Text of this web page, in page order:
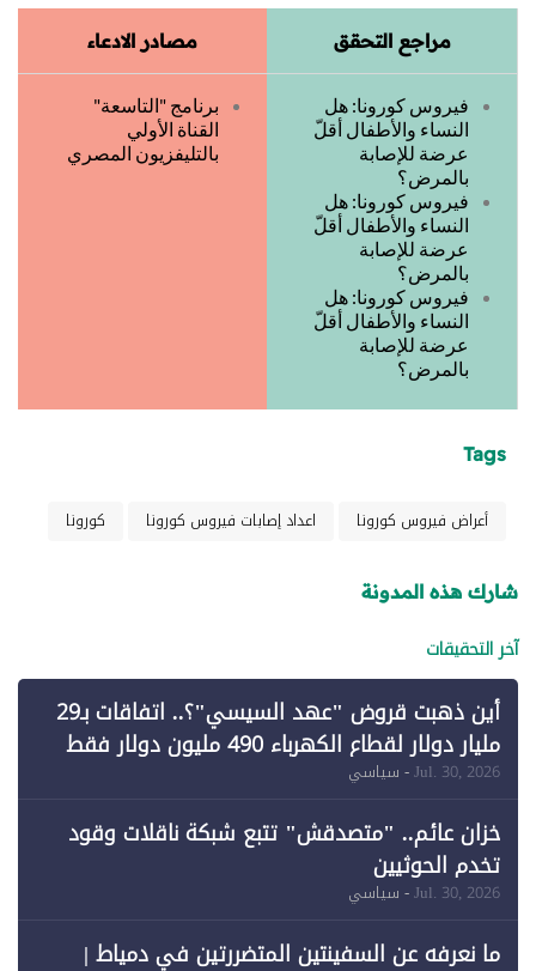
مراجع التحقق مصادر الادعاء
فيروس كورونا: هل
النساء والأطفال أقلّ
عرضة للإصابة
بالمرض؟
فيروس كورونا: هل
النساء والأطفال أقلّ
عرضة للإصابة
بالمرض؟
فيروس كورونا: هل
النساء والأطفال أقلّ
عرضة للإصابة
بالمرض؟
برنامج "التاسعة"
القناة الأولي
بالتليفزيون المصري
Tags
أعراض فيروس كورونا اعداد إصابات فيروس كورونا كورونا
شارك هذه المدونة
آخر التحقيقات
أين ذهبت قروض "عهد السيسي"؟.. اتفاقات بـ29
مليار دولار لقطاع الكهرباء 490 مليون دولار فقط
لـ"الطاقة المتجددة" (1)
Jul. 30, 2026- سياسي
خزان عائم.. "متصدقش" تتبع شبكة ناقلات وقود
تخدم الحوثيين
Jul. 30, 2026- سياسي
ما نعرفه عن السفينتين المتضررتين في دمياط |